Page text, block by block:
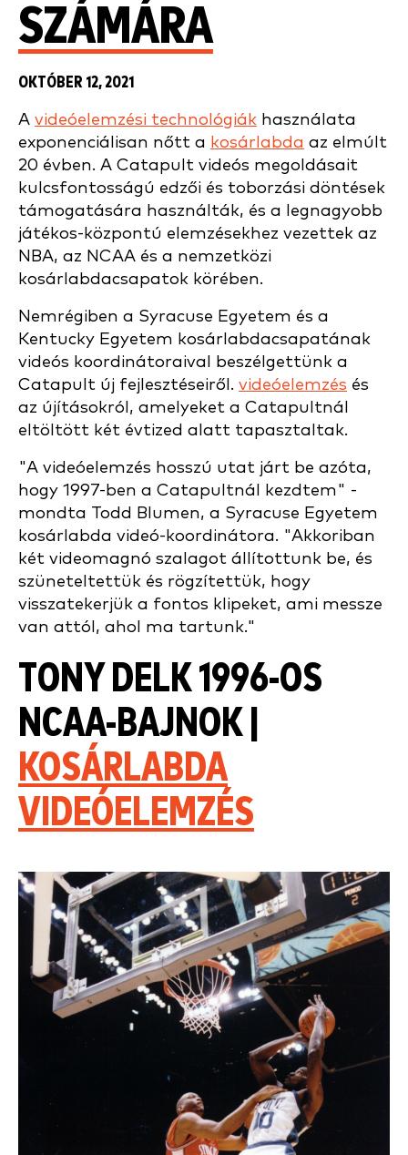
SZÁMÁRA
OKTÓBER 12, 2021
A videóelemzési technológiák használata
exponenciálisan nőtt a kosárlabda az elmúlt
20 évben. A Catapult videós megoldásait
kulcsfontosságú edzői és toborzási döntések
támogatására használták, és a legnagyobb
játékos-központú elemzésekhez vezettek az
NBA, az NCAA és a nemzetközi
kosárlabdacsapatok körében.
Nemrégiben a Syracuse Egyetem és a
Kentucky Egyetem kosárlabdacsapatának
videós koordinátoraival beszélgettünk a
Catapult új fejlesztéseiről. videóelemzés és
az újításokról, amelyeket a Catapultnál
eltöltött két évtized alatt tapasztaltak.
"A videóelemzés hosszú utat járt be azóta,
hogy 1997-ben a Catapultnál kezdtem" -
mondta Todd Blumen, a Syracuse Egyetem
kosárlabda videó-koordinátora. "Akkoriban
két videomagnó szalagot állítottunk be, és
szüneteltettük és rögzítettük, hogy
visszatekerjük a fontos klipeket, ami messze
van attól, ahol ma tartunk."
TONY DELK 1996-OS
NCAA-BAJNOK |
KOSÁRLABDA
VIDEÓELEMZÉS